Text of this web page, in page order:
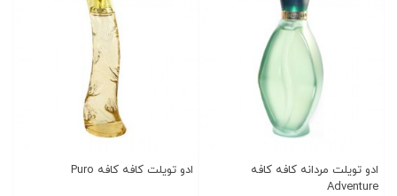
ادو تویلت مردانه کافه کافه
Adventure
ادو تویلت کافه کافه Puro